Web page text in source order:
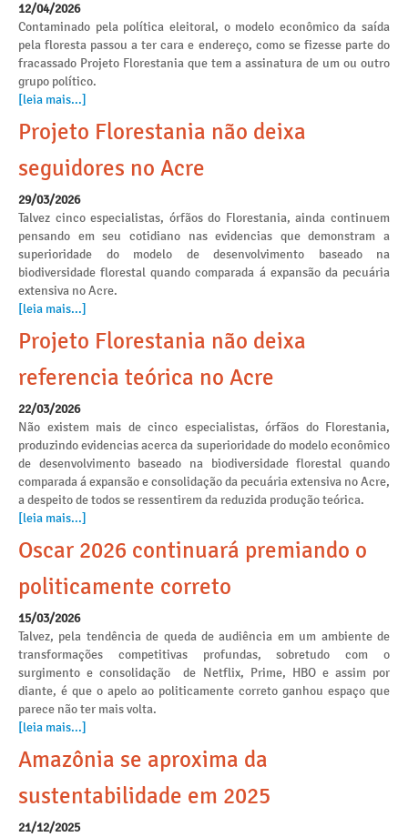
12/04/2026
Contaminado pela política eleitoral, o modelo econômico da saída
pela floresta passou a ter cara e endereço, como se fizesse parte do
fracassado Projeto Florestania que tem a assinatura de um ou outro
grupo político.
[leia mais...]
Projeto Florestania não deixa
seguidores no Acre
29/03/2026
Talvez cinco especialistas, órfãos do Florestania, ainda continuem
pensando em seu cotidiano nas evidencias que demonstram a
superioridade do modelo de desenvolvimento baseado na
biodiversidade florestal quando comparada á expansão da pecuária
extensiva no Acre.
[leia mais...]
Projeto Florestania não deixa
referencia teórica no Acre
22/03/2026
Não existem mais de cinco especialistas, órfãos do Florestania,
produzindo evidencias acerca da superioridade do modelo econômico
de desenvolvimento baseado na biodiversidade florestal quando
comparada á expansão e consolidação da pecuária extensiva no Acre,
a despeito de todos se ressentirem da reduzida produção teórica.
[leia mais...]
Oscar 2026 continuará premiando o
politicamente correto
15/03/2026
Talvez, pela tendência de queda de audiência em um ambiente de
transformações competitivas profundas, sobretudo com o
surgimento e consolidação de Netflix, Prime, HBO e assim por
diante, é que o apelo ao politicamente correto ganhou espaço que
parece não ter mais volta.
[leia mais...]
Amazônia se aproxima da
sustentabilidade em 2025
21/12/2025